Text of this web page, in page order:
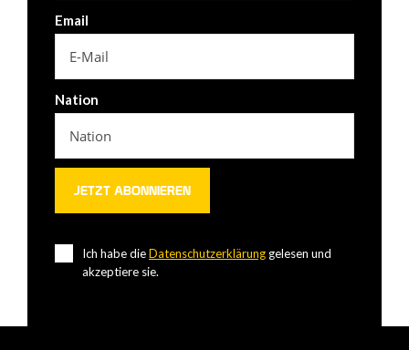
Email
Nation
Ich habe dieDatenschutzerklärung gelesen und
akzeptiere sie.